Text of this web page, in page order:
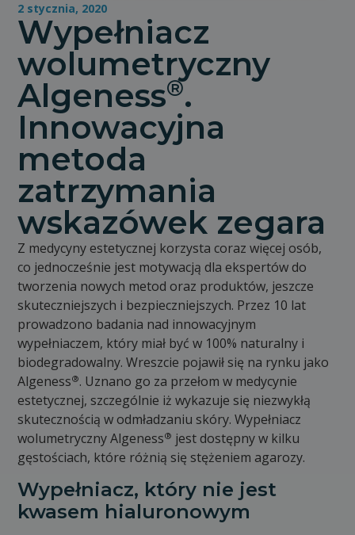
2 stycznia, 2020
Wypełniacz
wolumetryczny
Algeness®.
Innowacyjna
metoda
zatrzymania
wskazówek zegara
Z medycyny estetycznej korzysta coraz więcej osób,
co jednocześnie jest motywacją dla ekspertów do
tworzenia nowych metod oraz produktów, jeszcze
skuteczniejszych i bezpieczniejszych. Przez 10 lat
prowadzono badania nad innowacyjnym
wypełniaczem, który miał być w 100% naturalny i
biodegradowalny. Wreszcie pojawił się na rynku jako
Algeness®. Uznano go za przełom w medycynie
estetycznej, szczególnie iż wykazuje się niezwykłą
skutecznością w odmładzaniu skóry. Wypełniacz
wolumetryczny Algeness® jest dostępny w kilku
gęstościach, które różnią się stężeniem agarozy.
Wypełniacz, który nie jest
kwasem hialuronowym